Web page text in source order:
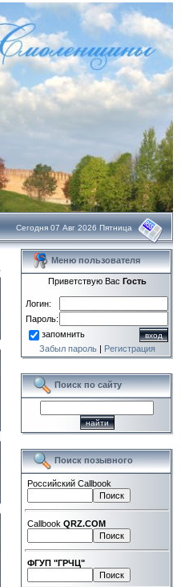
Сегодня 07 Авг 2026 Пятница
Меню пользователя
Приветствую Вас Гость
Логин:
Пароль:
запомнить
Забыл пароль| Регистрация
Поиск по сайту
Поиск позывного
Российский Callbook
Callbook QRZ.COM
ФГУП "ГРЧЦ"